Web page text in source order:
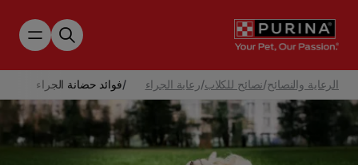
الرعاية والنصائح/نصائح للكلاب/رعاية الجراء /فوائد حضانة الجراء